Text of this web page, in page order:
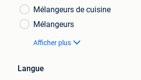
Mélangeurs de cuisine
Mélangeurs
Afficher plus
Langue